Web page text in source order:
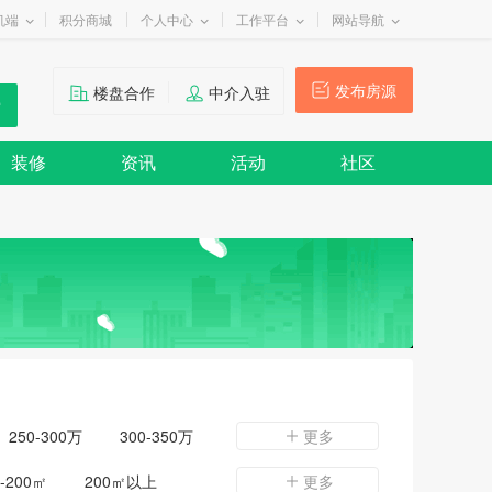
端 积分商城 个人中心 工作平台 网站导航
发布房源
楼盘合作 中介入驻
装修 资讯 活动 社区
250-300万 300-350万 更多
200㎡ 200㎡以上 更多